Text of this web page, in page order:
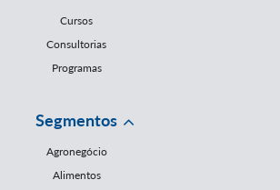
Cursos
Consultorias
Programas
Segmentos
Agronegócio
Alimentos